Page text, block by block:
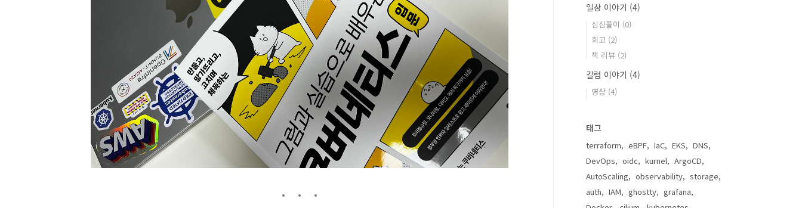
일상 이야기 (4)
심심풀이 (0)
회고 (2)
책 리뷰 (2)
칼럼 이야기 (4)
영상 (4)
태그
terraform eBPF IaC EKS
DNS
DevOps
oidc kurnel
ArgoCD
AutoScaling
observability
storage
auth
IAM ghostty
grafana